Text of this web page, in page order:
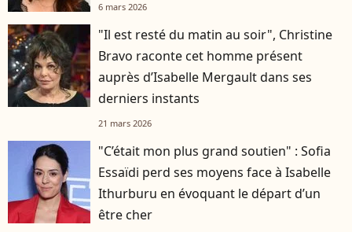
6 mars 2026
"Il est resté du matin au soir", Christine
Bravo raconte cet homme présent
auprès d’Isabelle Mergault dans ses
derniers instants
21 mars 2026
"C’était mon plus grand soutien" : Sofia
Essaïdi perd ses moyens face à Isabelle
Ithurburu en évoquant le départ d’un
être cher